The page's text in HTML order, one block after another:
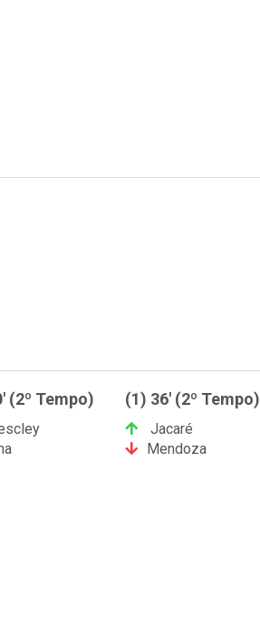
(2º Tempo) (1) 36' (2º Tempo)
Jacaré
Mendoza